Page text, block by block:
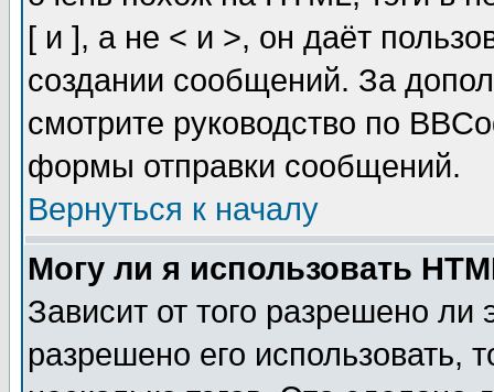
[ и ], а не < и >, он даёт
создании сообщений. За
смотрите руководство по
формы отправки сообщений.
Вернуться к началу
Могу ли я использовать
Зависит от того разрешено
разрешено его использовать,